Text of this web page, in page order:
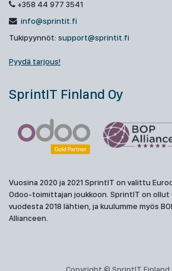
+358 44 977 3541
info@sprintit.fi
Tukipyynnöt: support@sprintit.fi
Pyydä tarjous!
SprintIT Finland Oy
Vuosina 2020 ja 2021 SprintIT on valittu
Odoo-toimittajan joukkoon. SprintIT on ollut
vuodesta 2018 lähtien, ja kuulumme myös
Allianceen.
Copyright © SprintIT Finland